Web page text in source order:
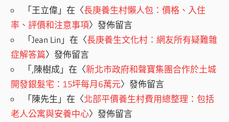
「王立偉」在〈長庚養生村懶人包：價格、入住
率、評價和注意事項〉發佈留言
「Jean Lin 」在〈長庚養生文化村：網友所有疑難雜
症解答篇〉發佈留言
「,陳樹成」在〈新北市政府和聲寶集團合作於土城
開發銀髮宅：15坪每月6萬元〉發佈留言
「陳先生 」在〈北部平價養生村費用總整理：包括
老人公寓與安養中心〉發佈留言